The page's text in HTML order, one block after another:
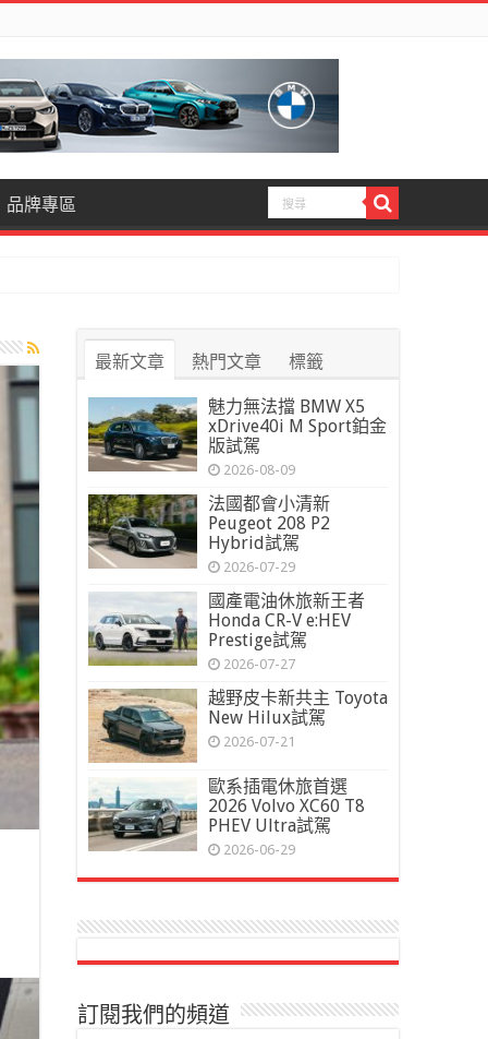
品牌專區
最新文章 熱門文章 標籤
魅力無法擋 BMW X5
xDrive40i M Sport鉑金
版試駕
2026-08-09
法國都會小清新
Peugeot 208 P2
Hybrid試駕
2026-07-29
國產電油休旅新王者
Honda CR-V e:HEV
Prestige試駕
2026-07-27
越野皮卡新共主 Toyota
New Hilux試駕
2026-07-21
歐系插電休旅首選
2026 Volvo XC60 T8
PHEV Ultra試駕
2026-06-29
訂閱我們的頻道